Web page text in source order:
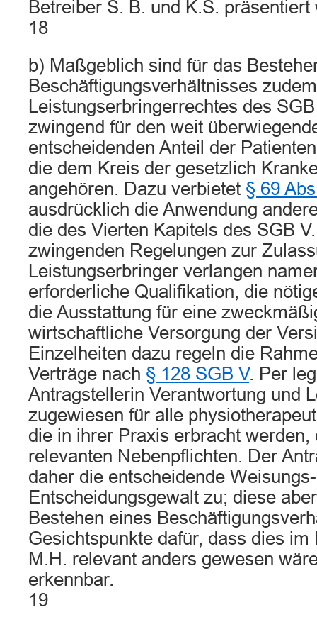
Betreiber S. B. und K.S. präsentiert
18
b) Maßgeblich sind für das
Beschäftigungsverhältnisses
Leistungserbringerrechtes des
zwingend für den weit
entscheidenden Anteil der
die dem Kreis der gesetzlich
angehören. Dazu verbietet § 69
ausdrücklich die Anwendung
die des Vierten Kapitels des SGB
zwingenden Regelungen zur
Leistungserbringer verlangen
erforderliche Qualifikation, die
die Ausstattung für eine
wirtschaftliche Versorgung der
Einzelheiten dazu regeln die
Verträge nach § 128 SGB V. Per
Antragstellerin Verantwortung und
zugewiesen für alle
die in ihrer Praxis erbracht
relevanten Nebenpflichten. Der
daher die entscheidende
Entscheidungsgewalt zu; diese
Bestehen eines
Gesichtspunkte dafür, dass dies im
M.H. relevant anders gewesen
erkennbar.
19